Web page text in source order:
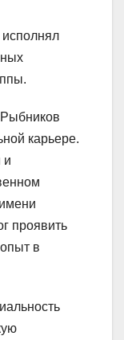
исполнял
карьере.
и
проявить
в